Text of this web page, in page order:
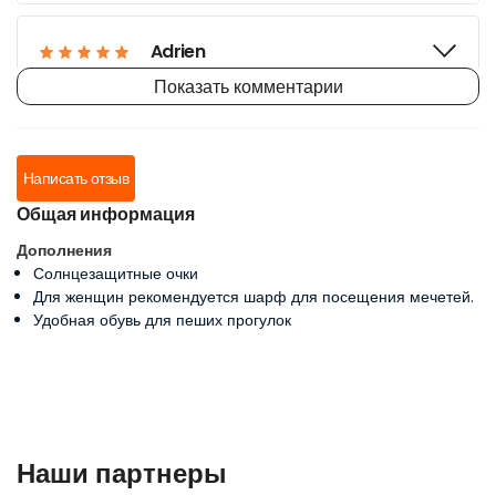
Adrien
Показать комментарии
Написать отзыв
Общая информация
Дополнения
Солнцезащитные очки
Для женщин рекомендуется шарф для посещения мечетей.
Удобная обувь для пеших прогулок
Наши партнеры